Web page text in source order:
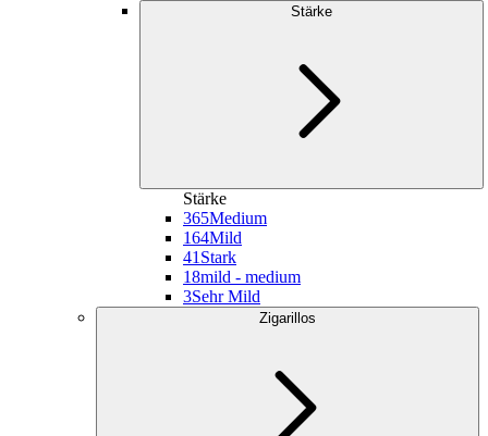
Stärke
Stärke
365Medium
164Mild
41 Stark
18mild - medium
3Sehr Mild
Zigarillos